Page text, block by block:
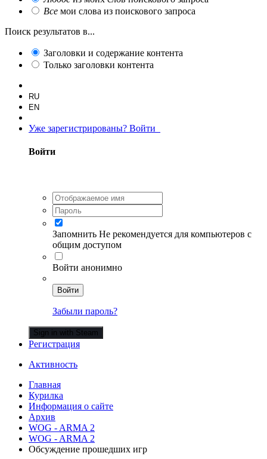
Все мои слова из поискового запроса
Поиск результатов в...
Заголовки и содержание контента
Только заголовки контента
RU
EN
Уже зарегистрированы? Войти
Войти
Запомнить Не рекомендуется для компьютеров с
общим доступом
Войти анонимно
Войти
Забыли пароль?
Sign in with Steam
Регистрация
Активность
Главная
Курилка
Информация о сайте
Архив
WOG - ARMA 2
WOG - ARMA 2
Обсуждение прошедших игр